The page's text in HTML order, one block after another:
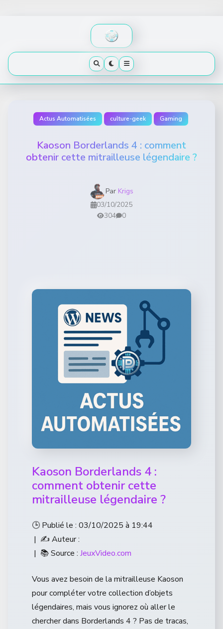
Actus Automatisées culture-geek Gaming
Kaoson Borderlands 4 : comment
obtenir cette mitrailleuse légendaire ?
Par Krigs
03/10/2025
304
0
Kaoson Borderlands 4 :
comment obtenir cette
mitrailleuse légendaire ?
🕒 Publié le : 03/10/2025 à 19:44
| ✍️ Auteur :
| 📚 Source : JeuxVideo.com
Vous avez besoin de la mitrailleuse Kaoson
pour compléter votre collection d’objets
légendaires, mais vous ignorez où aller le
chercher dans Borderlands 4 ? Pas de tracas,